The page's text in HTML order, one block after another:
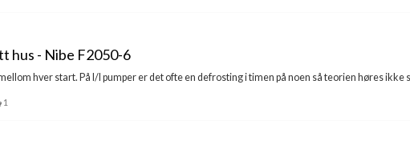
hus - Nibe F2050-6
hver start. På l/l pumper er det ofte en defrosting i timen på noen så teorien høres ikke
1